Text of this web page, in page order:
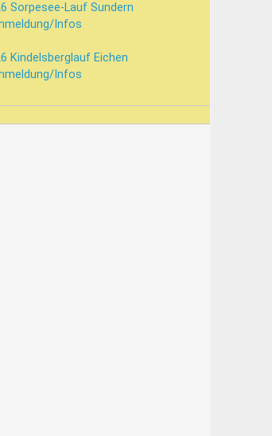
Sorpesee-Lauf Sundern
Infos
Kindelsberglauf Eichen
Infos